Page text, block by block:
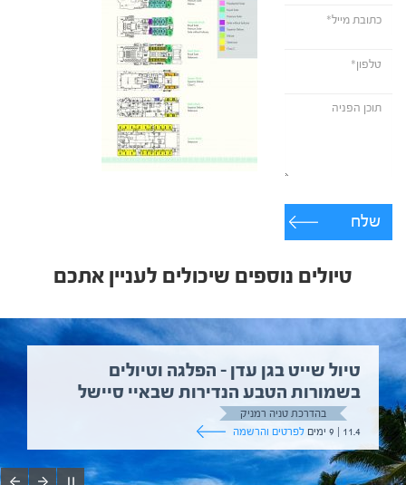
שלח
טיולים נוספים שיכולים לעניין אתכם
טיול שייט בגן עדן – הפלגה וטיולים
בשמורות הטבע הנדירות שבאיי סיישל
בהדרכת טניה רמניק
11.4 | 9 ימים
לפרטים והרשמה